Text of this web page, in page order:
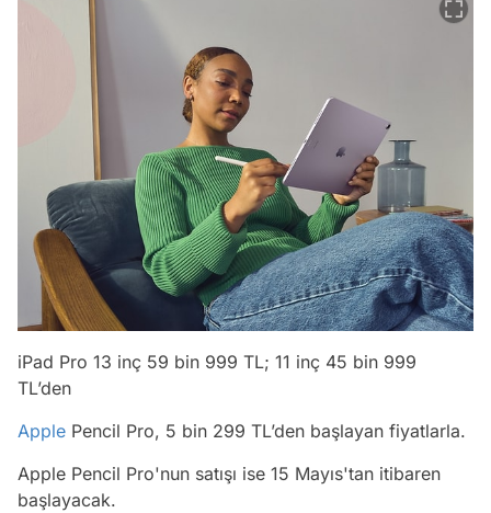
iPad Pro 13 inç 59 bin 999 TL; 11 inç 45 bin 999
TL’den
Apple Pencil Pro, 5 bin 299 TL’den başlayan fiyatlarla.
Apple Pencil Pro'nun satışı ise 15 Mayıs'tan itibaren
başlayacak.
Test